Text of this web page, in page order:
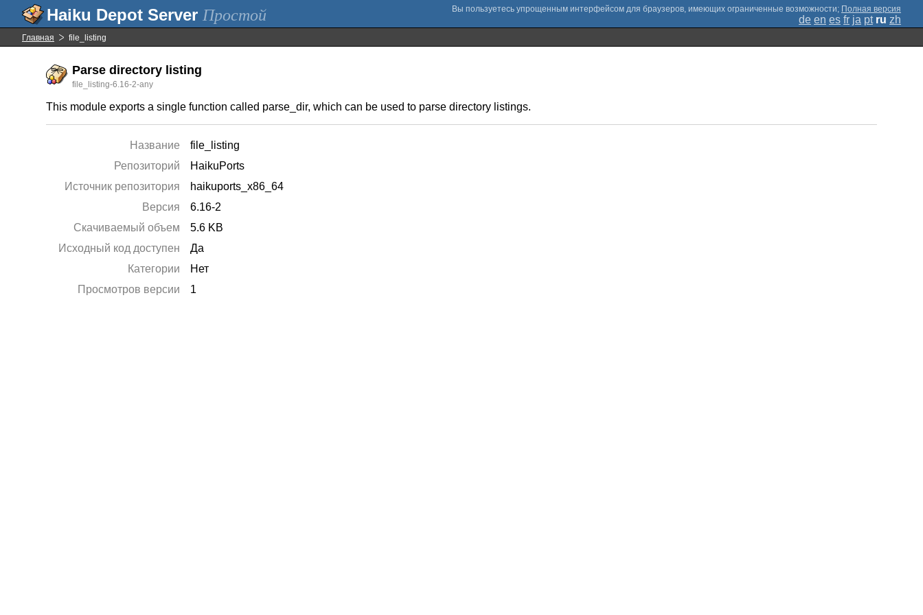
Простой ; Полная версия
de en es fr ja pt ru zh
Главная file_listing
Parse directory listing
file_listing-6.16-2-any
This module exports a single function called parse_dir, which can be used to parse directory listings.
Название
file_listing
Репозиторий
HaikuPorts
Источник репозитория
haikuports_x86_64
Версия
6.16-2
Скачиваемый объем
5.6 KB
Исходный код доступен
Да
Категории
Нет
Просмотров версии
1